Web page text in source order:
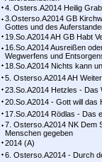
4. Osters.A2014 Heilig
3.Osterso.A2014 GB
Gottes und des
19.So.A2014 AH GB Habt
16.So.A2014 Ausreißen
Wegwerfens und
18.So.A2014 Nichts kann
5. Osterso.A2014 AH
23.So.A2014 Hetzles - Das
20.So.A2014 - Gott will das
17.So.A2014 Rödlas - Das
7. Osterso.A2014 NK Dem
Menschen gegeben
2014 (A)
6. Osterso.A2014 - Durch